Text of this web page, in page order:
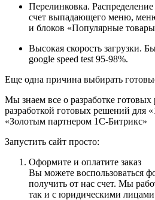
Перелинковка. Распределение
счет выпадающего меню,
и блоков «Популярные
Высокая скорость загрузки.
google speed test 95-98%.
Еще одна причина выбирать
Мы знаем все о разработке
разработкой готовых решений для
«Золотым партнером 1С-Битрикс»
Запустить сайт просто:
Оформите и оплатите заказ
Вы можете воспользоваться
получить от нас счет. Мы
так и с юридическими